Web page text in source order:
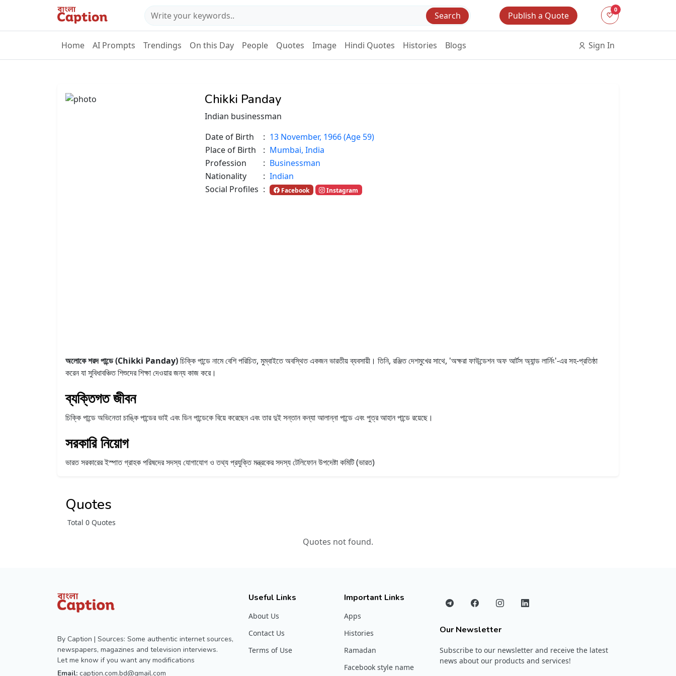
Search Publish a Quote
0
Home AI Prompts Trendings On this Day People Quotes Image Hindi Quotes Histories Blogs Sign In
Chikki Panday
Indian businessman
Date of Birth
: 13 November, 1966 (Age 59)
Place of Birth
: Mumbai, India
Profession
: Businessman
Nationality
: Indian
Social Profiles : Facebook Instagram
অলোকে শরদ পান্ডে (Chikki Panday)চিক্কি পান্ডে নামে বেশি পরিচিত, মুম্বাইতে অবস্থিত একজন ভারতীয় ব্যবসায়ী। তিনি, রঞ্জিত দেশমুখের সাথে, 'অক্ষরা ফাউন্ডেশন অফ আর্টস অ্যান্ড লার্নিং'-এর সহ-প্রতিষ্ঠা
করেন যা সুবিধাবঞ্চিত শিশুদের শিক্ষা দেওয়ার জন্য কাজ করে।
ব্যক্তিগত জীবন
চিক্কি পান্ডে অভিনেতা চাঙ্কি পান্ডের ভাই এবং ডিন পান্ডেকে বিয়ে করেছেন এবং তার দুই সন্তান কন্যা আলান্না পান্ডে এবং পুত্র আহান পান্ডে রয়েছে।
সরকারি নিয়োগ
ভারত সরকারের ইস্পাত গ্রাহক পরিষদের সদস্যযোগাযোগ ও তথ্য প্রযুক্তি মন্ত্রকের সদস্য টেলিফোন উপদেষ্টা কমিটি (ভারত)
Quotes
Total 0 Quotes
Quotes not found.
By Caption | Sources: Some authentic internet sources,
newspapers, magazines and television interviews.
Let me know if you want any modifications
Email: caption.com.bd@gmail.com
Useful Links
About Us
Contact Us
Terms of Use
Important Links
Apps
Histories
Ramadan
Facebook style name
Our Newsletter
Subscribe to our newsletter and receive the latest
news about our products and services!